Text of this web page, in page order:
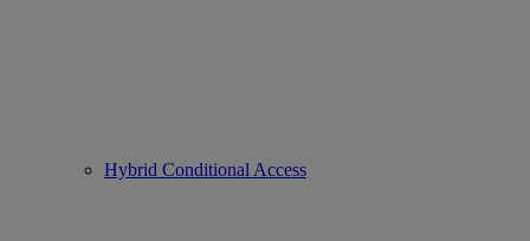
Hybrid Conditional Access